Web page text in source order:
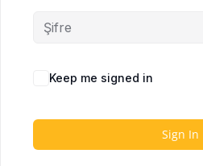
Keep me signed in
Sign In